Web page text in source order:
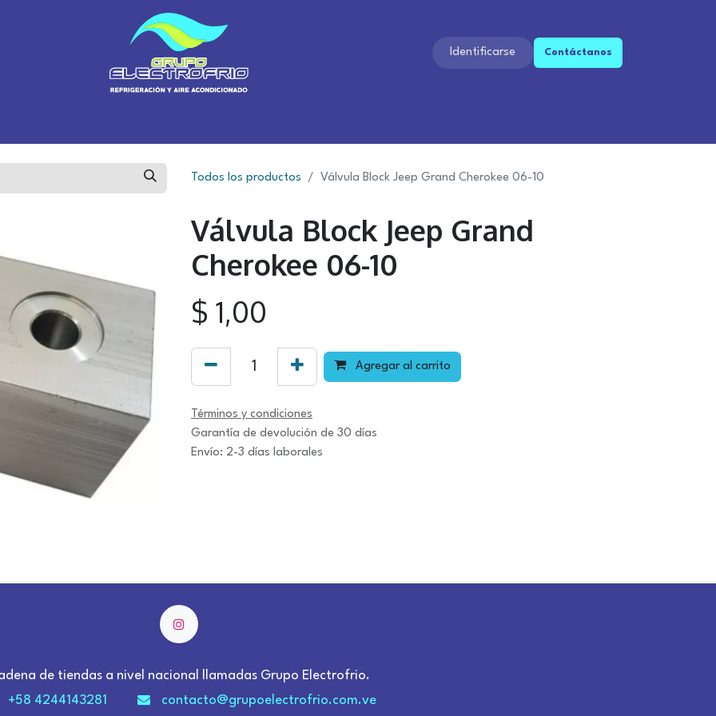
Identificarse Contáctan​​os​​
Todos los productos Válvula Block Jeep Grand Cherokee 06-10
Válvula Block Jeep Grand
Cherokee 06-10
$ 1,00
Agregar al carrito
Términos y condiciones
Garantía de devolución de 30 días
Envío: 2-3 días laborales
de tiendas a nivel nacional llamadas Grupo Electrofrio.
+58 4244143281
contacto@grupoelectrofrio.com.ve